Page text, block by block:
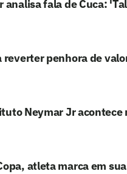
analisa fala de Cuca:
penhora de
Neymar Jr acontece
atleta marca em